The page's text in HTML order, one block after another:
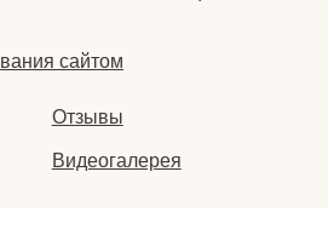
сайтом
Отзывы
Видеогалерея